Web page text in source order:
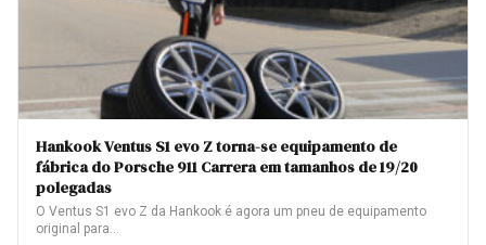
Hankook Ventus S1 evo Z torna-se equipamento de
fábrica do Porsche 911 Carrera em tamanhos de 19/20
polegadas
O Ventus S1 evo Z da Hankook é agora um pneu de equipamento
original para…